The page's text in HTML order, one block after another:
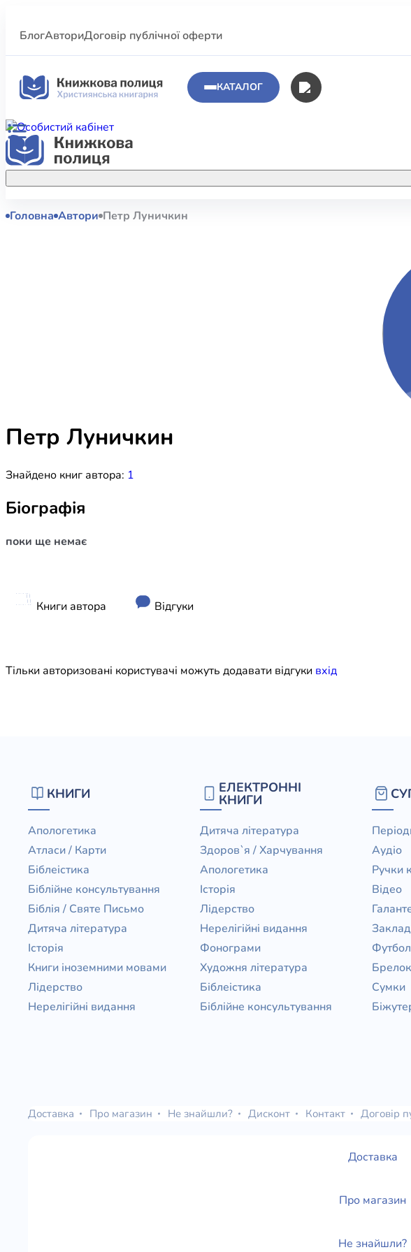
БлогАвториДоговір публічної оферти
КАТАЛОГ
Акційні пропозиції
полиці.
КНИГИ
Біблійне консультування
Художня література
Головна Автори Петр Луничкин
Петр Луничкин
Знайдено книг автора: 1
Біографія
поки ще немає
Книги автора Відгуки
Тільки авторизовані користувачі можуть додавати відгуки вхiд
КНИГИ
Апологетика
Атласи / Карти
Біблеістика
Біблійне консультування
Біблія / Святе Письмо
Дитяча література
Історія
Книги іноземними мовами
Лідерство
Нерелігійні видання
ЕЛЕКТРОННІ
КНИГИ
Дитяча література
Здоров`я / Харчування
Апологетика
Історія
Лідерство
Нерелігійні видання
Фонограми
Художня література
Біблеістика
Біблійне консультування
Аудіо
Ручки
Відео
Сумки
Доставка Про магазин Не знайшли? Дисконт Контакт Договір
Доставка
Про магазин
Не знайшли?